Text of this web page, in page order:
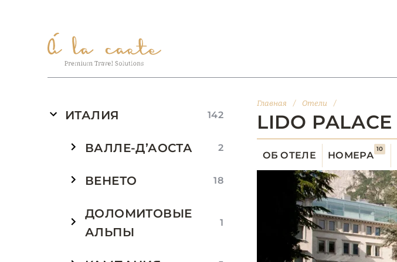
ИТАЛИЯ 142
ВАЛЛЕ-Д’АОСТА 2
ВЕНЕТО 18
ДОЛОМИТОВЫЕ
АЛЬПЫ
1
Главная / Отели /
LIDO PALACE
ОБ ОТЕЛЕ НОМЕРА
10